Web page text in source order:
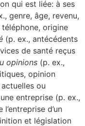
qui est liée: à ses
genre, âge, revenu,
origine
(p. ex., antécédents
de santé reçus
opinions (p. ex.,
opinion
ou
entreprise (p. ex.,
d’un
et législation